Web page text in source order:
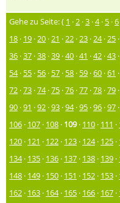
Gehe zu Seite: ( 1 ·2 ·3 ·4· 5 ·6
18 · 19 ·20 ·21 ·22 ·23 ·24·25 ·
36 ·37 ·38 ·39 ·40 ·41 ·42 ·43 ·
54· 55 · 56 · 57 · 58 · 59 ·60 ·61 ·
72 ·73 ·74·75 ·76 ·77 ·78 ·79 ·
90 ·91 ·92 ·93 ·94·95 ·96 ·97 ·
106 · 107 · 108 · 109· 110 · 111 ·
120 · 121 · 122 · 123 · 124· 125 ·
134· 135 · 136 · 137 · 138 · 139 ·
148 · 149 · 150 · 151 · 152 · 153 ·
162 · 163 · 164· 165 · 166 · 167 ·